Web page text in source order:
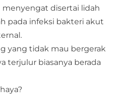
disertai lidah
pada infeksi bakteri akut
yang tidak mau bergerak
terjulur biasanya berada